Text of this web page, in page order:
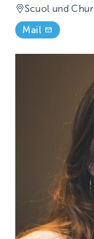
Scuol und Chur
Mail